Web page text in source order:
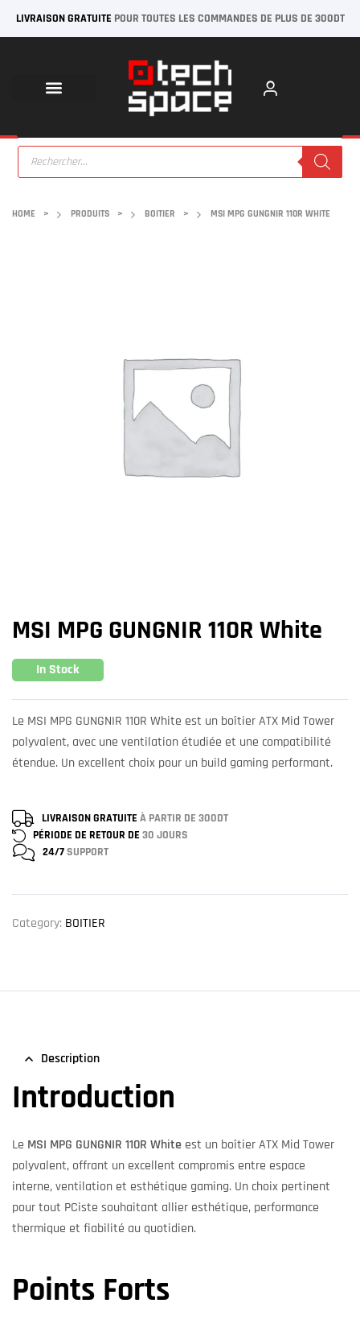
LIVRAISON GRATUITE POUR TOUTES LES COMMANDES DE PLUS DE 300DT
HOME > PRODUITS > BOITIER > MSI MPG GUNGNIR 110R WHITE
MSI MPG GUNGNIR 110R White
In Stock
Le MSI MPG GUNGNIR 110R White est un boîtier ATX Mid Tower
polyvalent, avec une ventilation étudiée et une compatibilité
étendue. Un excellent choix pour un build gaming performant.
LIVRAISON GRATUITE À PARTIR DE 300DT
PÉRIODE DE RETOUR DE 30 JOURS
24/7SUPPORT
Category: BOITIER
Description
Introduction
Le MSI MPG GUNGNIR 110R White est un boîtier ATX Mid Tower
polyvalent, offrant un excellent compromis entre espace
interne, ventilation et esthétique gaming. Un choix pertinent
pour tout PCiste souhaitant allier esthétique, performance
thermique et fiabilité au quotidien.
Points Forts